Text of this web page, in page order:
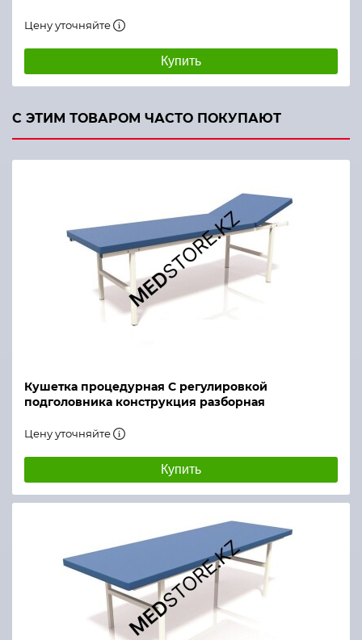
Цену уточняйте
Купить
С ЭТИМ ТОВАРОМ ЧАСТО ПОКУПАЮТ
Кушетка процедурная С регулировкой
подголовника конструкция разборная
Цену уточняйте
Купить